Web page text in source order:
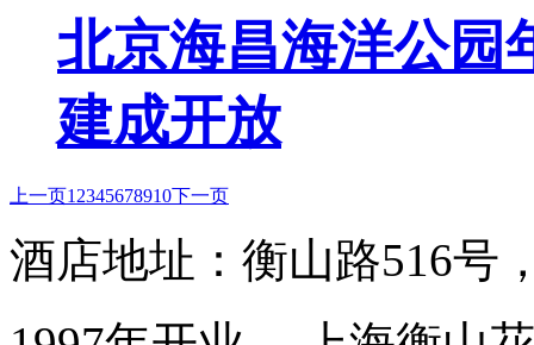
北京海昌海洋公园
建成开放
上一页1 2345678910下一页
酒店地址：衡山路516号